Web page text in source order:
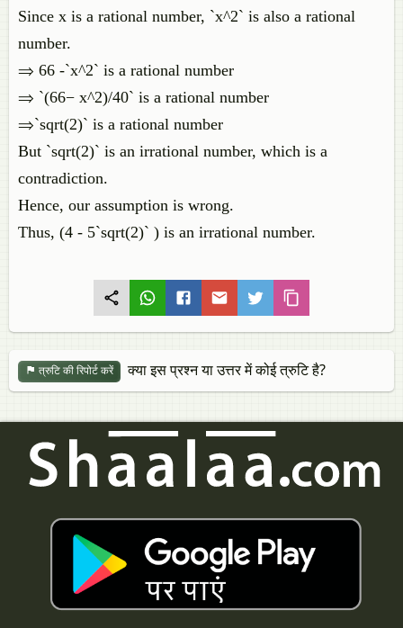
Since x is a rational number, `x^2` is also a rational
number.
⇒ 66 -`x^2` is a rational number
⇒ `(66− x^2)/40` is a rational number
⇒`sqrt(2)` is a rational number
But `sqrt(2)` is an irrational number, which is a
contradiction.
Hence, our assumption is wrong.
Thus, (4 - 5`sqrt(2)` ) is an irrational number.
त्रुटि की रिपोर्ट करें क्या इस प्रश्न या उत्तर में कोई त्रुटि है?